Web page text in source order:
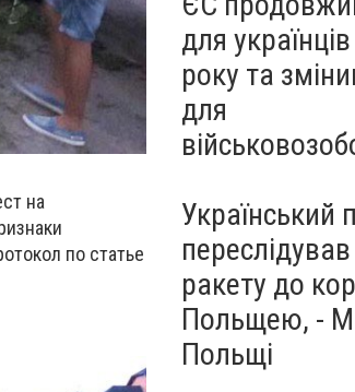
на
по статье
для
року та
для
Український
ракету до
Польщею, -
Польщі